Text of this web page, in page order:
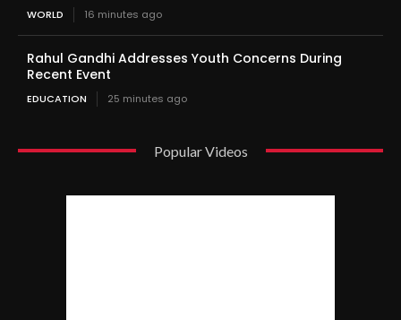
WORLD 16 minutes ago
Rahul Gandhi Addresses Youth Concerns During
Recent Event
EDUCATION 25 minutes ago
Popular Videos